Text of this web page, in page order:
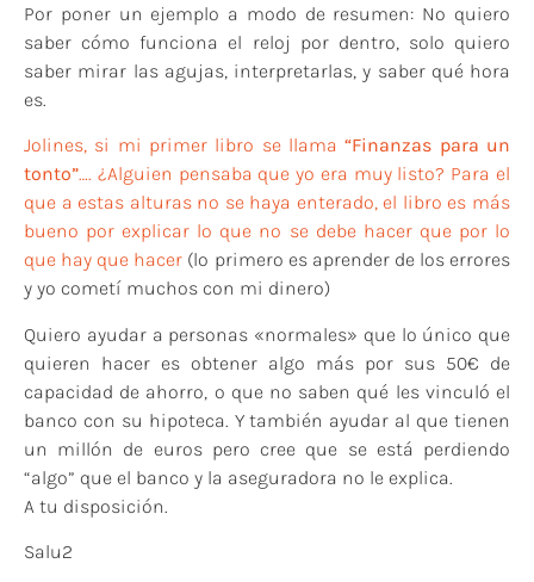
Por poner un ejemplo a modo de resumen: No quiero
saber cómo funciona el reloj por dentro, solo quiero
saber mirar las agujas, interpretarlas, y saber qué hora
es.
Jolines, si mi primer libro se llama“Finanzas para un
tonto”…. ¿Alguien pensaba que yo era muy listo? Para el
que a estas alturas no se haya enterado, el libro es más
bueno por explicar lo que no se debe hacer que por lo
que hay que hacer (lo primero es aprender de los errores
y yo cometí muchos con mi dinero)
Quiero ayudar a personas «normales» que lo único que
quieren hacer es obtener algo más por sus 50€ de
capacidad de ahorro, o que no saben qué les vinculó el
banco con su hipoteca. Y también ayudar al que tienen
un millón de euros pero cree que se está perdiendo
“algo” que el banco y la aseguradora no le explica.
A tu disposición.
Salu2